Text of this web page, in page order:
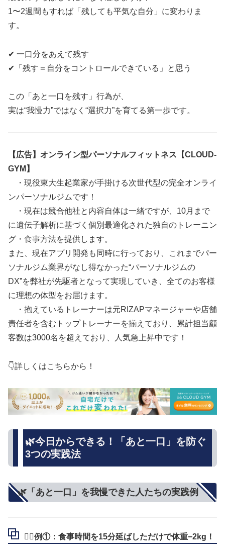
1〜2週間もすれば「残しても平気な自分」に変わりま
す。
✔ 一口分をあえて残す
✔「残す＝自分をコントロールできている」と思う
この「あと一口を残す」行為が、
実は“我慢力”ではなく“選択力”を育てる第一歩です。
【広告】オンライン型パーソナルフィットネス【CLOUD-
GYM】
・現役東大生起業家が手掛ける次世代型の完全オンライ
ンパーソナルジムです！
・現在は競合他社と内容自体は一緒ですが、10月まで
に遺伝子解析に基づく個別最適化された独自のトレーニン
グ・食事方法を提供します。
また、現在アプリ開発も同時に行っており、これまでパー
ソナルジム業界がなし得なかった“パーソナルジムの
DX”を弊社が先駆者となって実現していき、全てのお客様
に理想の体型をお届けます。
・抱えているトレーナーは元RIZAPマネージャーや店舗
責任者を含むトップトレーナーを揃えており、累計担当顧
客数は3000名を超えており、人気急上昇中です！
👇詳しくはこちらから！
🌿今日からできる！「あと一口」を防ぐ
3つの実践法
🌿「あと一口」を我慢できた人たちの実践例
🧍‍♀️例①：食事時間を15分延ばしただけで体重−2kg！